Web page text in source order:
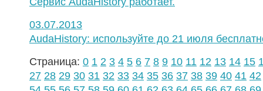
03.07.2013
AudaHistory: используйте до 21 июля
Страница: 0 1 2 3 4 5 6 7 8 9 10 11 12 13 14 15
27 28 29 30 31 32 33 34 35 36 37 38 39 40 41 42